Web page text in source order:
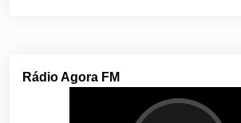
Rádio Agora FM